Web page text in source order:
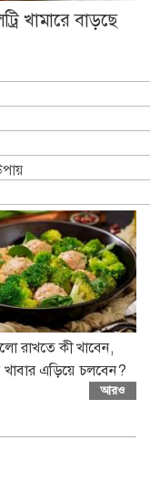
খামারে বাড়ছে
রাখতে কী খাবেন,
এড়িয়ে চলবেন?
আরও